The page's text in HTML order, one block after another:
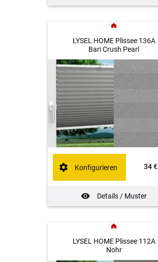
LYSEL HOME Plissee 136A
Bari Crush Pearl
34 €
Details / Muster
Konfigurieren
LYSEL HOME Plissee 112A
Nohr